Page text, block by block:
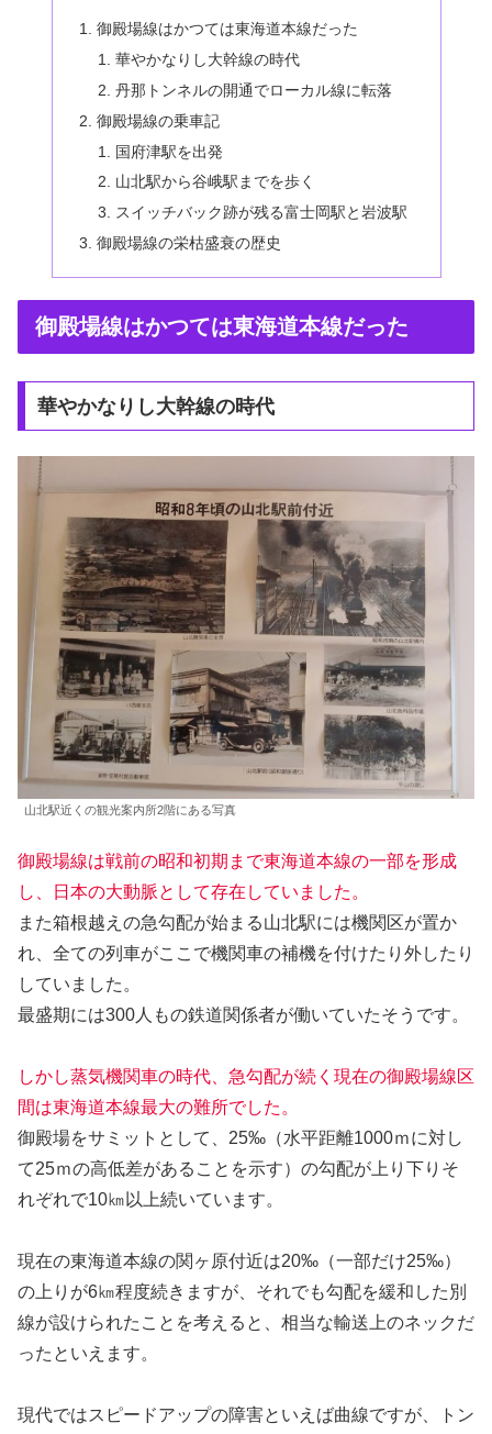
御殿場線はかつては東海道本線だった
華やかなりし大幹線の時代
丹那トンネルの開通でローカル線に転落
御殿場線の乗車記
国府津駅を出発
山北駅から谷峨駅までを歩く
スイッチバック跡が残る富士岡駅と岩波駅
御殿場線の栄枯盛衰の歴史
御殿場線はかつては東海道本線だった
華やかなりし大幹線の時代
山北駅近くの観光案内所2階にある写真
御殿場線は戦前の昭和初期まで東海道本線の一部を形成
し、日本の大動脈として存在していました。
また箱根越えの急勾配が始まる山北駅には機関区が置か
れ、全ての列車がここで機関車の補機を付けたり外したり
していました。
最盛期には300人もの鉄道関係者が働いていたそうです。
しかし蒸気機関車の時代、急勾配が続く現在の御殿場線区
間は東海道本線最大の難所でした。
御殿場をサミットとして、25‰（水平距離1000ｍに対し
て25ｍの高低差があることを示す）の勾配が上り下りそ
れぞれで10㎞以上続いています。
現在の東海道本線の関ヶ原付近は20‰（一部だけ25‰）
の上りが6㎞程度続きますが、それでも勾配を緩和した別
線が設けられたことを考えると、相当な輸送上のネックだ
ったといえます。
現代ではスピードアップの障害といえば曲線ですが、トン